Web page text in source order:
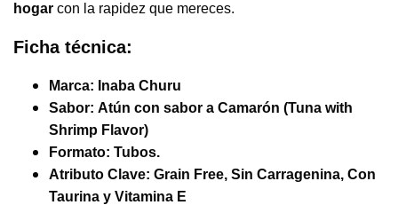
hogar con la rapidez que mereces.
Ficha técnica:
Marca: Inaba Churu
Sabor: Atún con sabor a Camarón (Tuna with
Shrimp Flavor)
Formato: Tubos.
Atributo Clave: Grain Free, Sin Carragenina, Con
Taurina y Vitamina E